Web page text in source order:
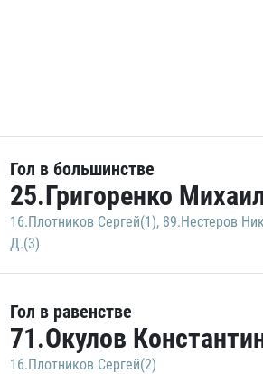
Гол в большинстве
25.Григоренко
16.Плотников Сергей(1), 89.Нестеров
Д.(3)
Гол в равенстве
71.Окулов
16.Плотников Сергей(2)